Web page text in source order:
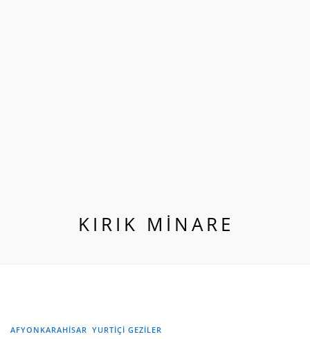
KIRIK MINARE
AFYONKARAHİSAR YURTIÇI GEZILER